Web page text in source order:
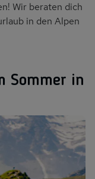
Wir beraten dich
in den Alpen
Sommer in